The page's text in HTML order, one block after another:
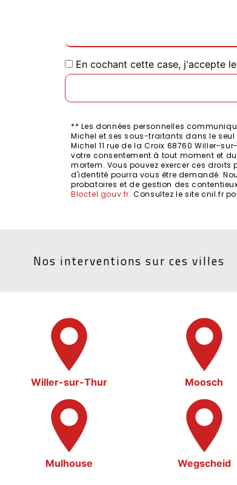
En cochant cette case, j'accepte
** Les données personnelles
Michel et ses sous-traitants dans le
Michel 11 rue de la Croix 68760 Willer-
votre consentement à tout moment et
mortem. Vous pouvez exercer ces
d'identité pourra vous être demandé.
probatoires et de gestion des
Bloctel.gouv.fr. Consultez le site cnil.fr
Nos interventions sur ces villes
Willer-sur-Thur Moosch
Mulhouse Wegscheid